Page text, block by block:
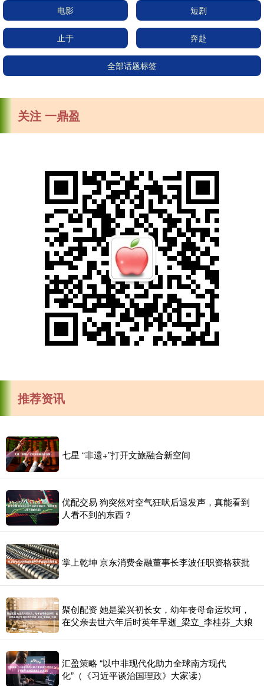
电影 短剧
止于 奔赴
全部话题标签
关注 一鼎盈
推荐资讯
七星 “非遗+”打开文旅融合新空间
优配交易 狗突然对空气狂吠后退发声，真能看到
人看不到的东西？
掌上乾坤 京东消费金融董事长李波任职资格获批
聚创配资 她是梁兴初长女，幼年丧母命运坎坷，
在父亲去世六年后时英年早逝_梁立_李桂芬_大娘
汇盈策略 “以中非现代化助力全球南方现代
化”（《习近平谈治国理政》大家读）